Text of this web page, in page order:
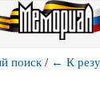
поиск / ← К